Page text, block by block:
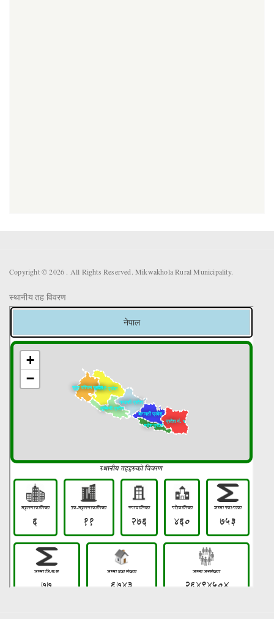
Copyright © 2026 . All Rights Reserved. Mikwakhola Rural Municipality.
स्थानीय तह विवरण